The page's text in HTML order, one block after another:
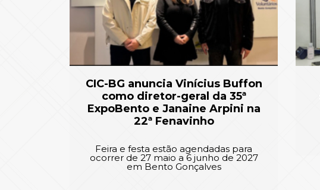
CIC-BG anuncia Vinícius Buffon
como diretor-geral da 35ª
ExpoBento e Janaine Arpini na
22ª Fenavinho
Feira e festa estão agendadas para
ocorrer de 27 maio a 6 junho de 2027
em Bento Gonçalves